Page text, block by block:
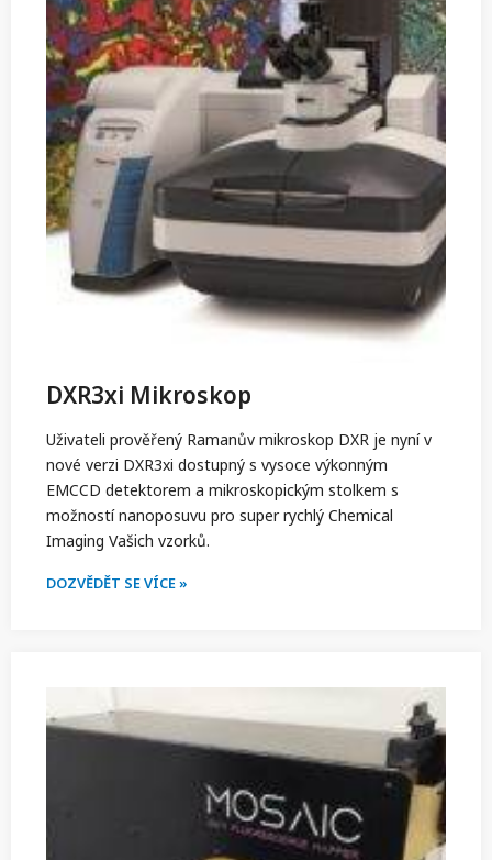
DXR3xi Mikroskop
Uživateli prověřený Ramanův mikroskop DXR je nyní v
nové verzi DXR3xi dostupný s vysoce výkonným
EMCCD detektorem a mikroskopickým stolkem s
možností nanoposuvu pro super rychlý Chemical
Imaging Vašich vzorků.
DOZVĚDĚT SE VÍCE »